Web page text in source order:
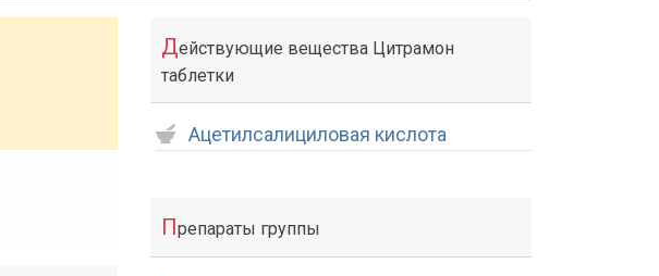
Действующие вещества Цитрамон
таблетки
Ацетилсалициловая кислота
Препараты группы